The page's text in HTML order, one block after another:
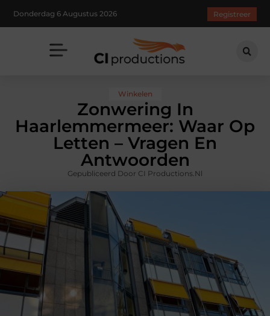
Donderdag 6 Augustus 2026 Registreer
Winkelen
Zonwering In
Haarlemmermeer: Waar Op
Letten – Vragen En
Antwoorden
Gepubliceerd Door CI Productions.nl